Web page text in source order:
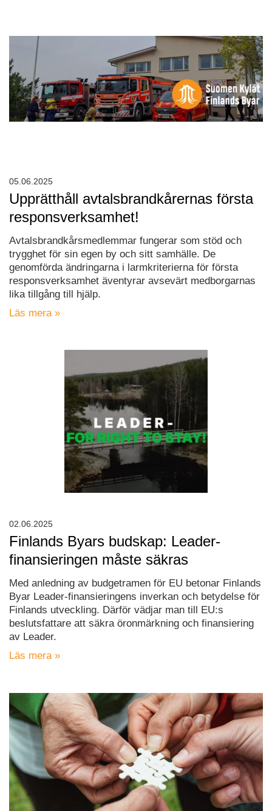
Upprätthåll avtalsbrandkårernas första
responsverksamhet!
Avtalsbrandkårsmedlemmar fungerar som stöd och
trygghet för sin egen by och sitt samhälle. De
genomförda ändringarna i larmkriterierna för första
responsverksamhet äventyrar avsevärt medborgarnas
lika tillgång till hjälp.
Läs mera »
05.06.2025
Finlands Byars budskap: Leader-
finansieringen måste säkras
Med anledning av budgetramen för EU betonar Finlands
Byar Leader-finansieringens inverkan och betydelse för
Finlands utveckling. Därför vädjar man till EU:s
beslutsfattare att säkra öronmärkning och finansiering
av Leader.
Läs mera »
02.06.2025